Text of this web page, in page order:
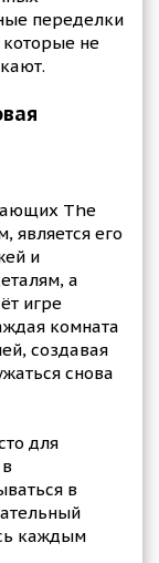
переделки
не
The
является его
и
а
игре
комната
создавая
снова
для
в
каждым